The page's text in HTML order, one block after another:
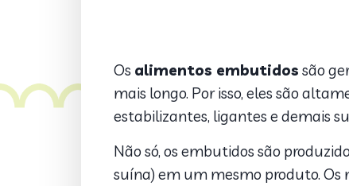
Os alimentos embutidos são
mais longo. Por isso, eles são
estabilizantes, ligantes e demais
Não só, os embutidos são
suína) em um mesmo produto. Os